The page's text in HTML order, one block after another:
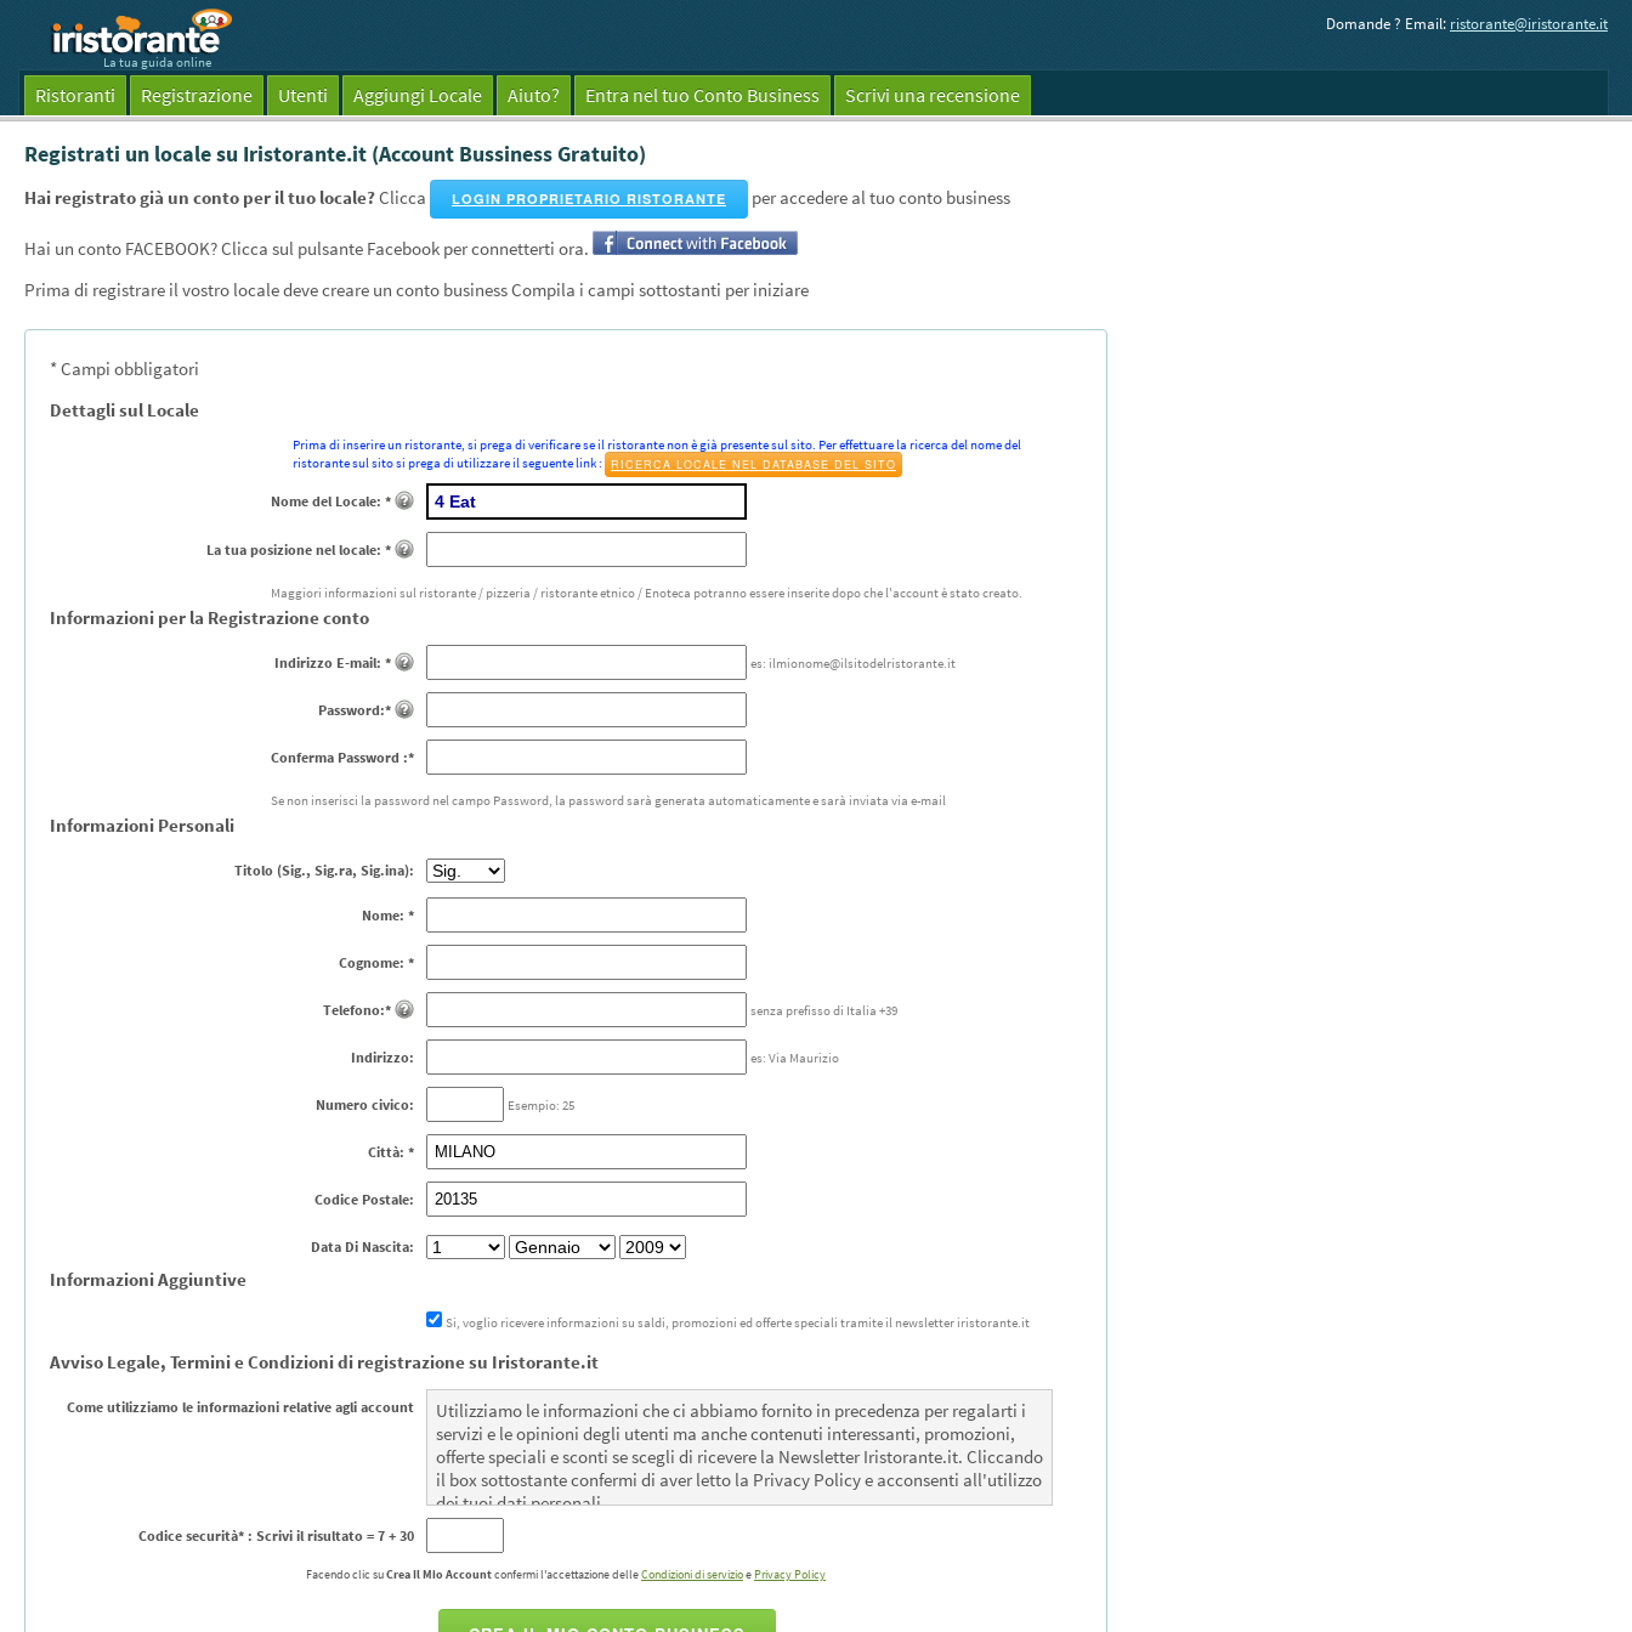
Domande ? Email: ristorante@iristorante.it
La tua guida online
Ristoranti Registrazione Utenti Aggiungi Locale Aiuto? Entra nel tuo Conto Business Scrivi una recensione
Registrati un locale su Iristorante.it (Account Bussiness Gratuito)
Hai registrato già un conto per il tuo locale?Clicca LOGIN PROPRIETARIO RISTORANTE per accedere al tuo conto business
Hai un conto FACEBOOK? Clicca sul pulsante Facebook per connetterti ora.
Prima di registrare il vostro locale deve creare un conto business Compila i campi sottostanti per iniziare
* Campi obbligatori
Dettagli sul Locale
Prima di inserire un ristorante, si prega di verificare se il ristorante non è già presente sul sito. Per effettuare la ricerca del nome del
ristorante sul sito si prega di utilizzare il seguente link :
RICERCA LOCALE NEL DATABASE DEL SITO
Nome del Locale: *
La tua posizione nel locale: *
Maggiori informazioni sul ristorante / pizzeria / ristorante etnico / Enoteca potranno essere inserite dopo che l'account è stato creato.
Informazioni per la Registrazione conto
Indirizzo E-mail: * es: ilmionome@ilsitodelristorante.it
Password:*
Conferma Password :*
Se non inserisci la password nel campo Password, la password sarà generata automaticamente e sarà inviata via e-mail
Informazioni Personali
Titolo (Sig., Sig.ra, Sig.ina):
Nome: *
Cognome: *
Telefono:* senza prefisso di Italia +39
Indirizzo: es: Via Maurizio
Numero civico: Esempio: 25
Città: *
Codice Postale:
Data Di Nascita:
Informazioni Aggiuntive
Si, voglio ricevere informazioni su saldi, promozioni ed offerte speciali tramite il newsletter iristorante.it
Avviso Legale, Termini e Condizioni di registrazione su Iristorante.it
Come utilizziamo le informazioni relative agli account
Utilizziamo le informazioni che ci abbiamo fornito in precedenza per regalarti i
servizi e le opinioni degli utenti ma anche contenuti interessanti, promozioni,
offerte speciali e sconti se scegli di ricevere la Newsletter Iristorante.it. Cliccando
il box sottostante confermi di aver letto la Privacy Policy e acconsenti all'utilizzo
dei tuoi dati personali.
Codice securità* : Scrivi il risultato = 7 + 30
Facendo clic suCrea Il Mio Accountconfermi l'accettazione delleCondizioni di servizioe Privacy Policy